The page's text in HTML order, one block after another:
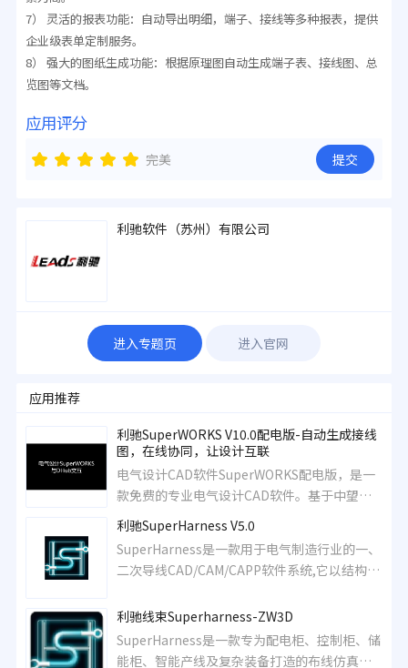
7） 灵活的报表功能：自动导出明细，端子、接线等多种报表，提供
企业级表单定制服务。
8） 强大的图纸生成功能：根据原理图自动生成端子表、接线图、总
览图等文档。
应用评分
完美 提交
利驰软件（苏州）有限公司
进入专题页 进入官网
应用推荐
利驰SuperWORKS V10.0配电版-自动生成接线
图，在线协同，让设计互联
电气设计CAD软件SuperWORKS配电版，是一
款免费的专业电气设计CAD软件。基于中望
ZWCAD2023,自动生成接线图，在线协同，让
设计互联，帮助电气设计工程师轻松进行系 统
图、电气原理图设计，生成BOM表、端子表、
电缆出线等专业图纸。
利驰SuperHarness V5.0
SuperHarness是一款用于电气制造行业的一、
二次导线CAD/CAM/CAPP软件系统,它以结构数
进而生成加工导线用数控代码，支撑导线的全
自动预制，并形成工人安装、检修的指导SOP
文件，支撑电气行业设备的数字化生产。
利驰线束Superharness-ZW3D
SuperHarness是一款专为配电柜、控制柜、储
能柜、智能产线及复杂装备打造的布线仿真设